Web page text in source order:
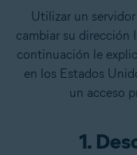
Utilizar un
cambiar su dirección
continuación le
en los Estados
un acceso
1.